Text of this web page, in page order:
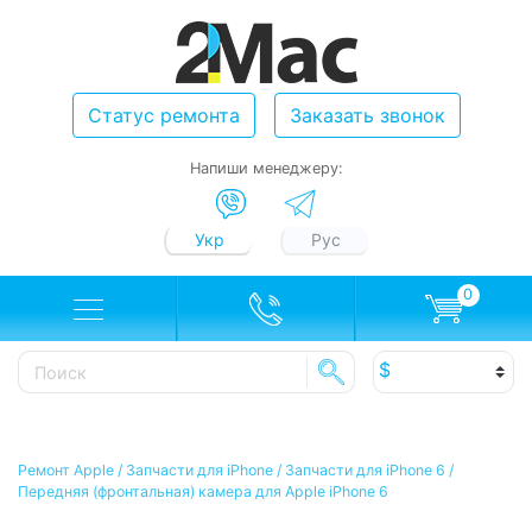
Статус ремонта Заказать звонок
Напиши менеджеру:
Укр Рус
0
Ремонт Apple / Запчасти для iPhone / Запчасти для iPhone 6 /
Передняя (фронтальная) камера для Apple iPhone 6